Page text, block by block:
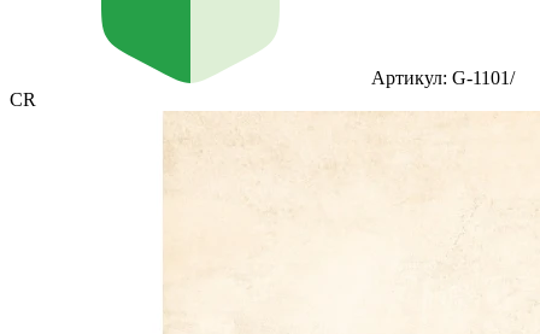
Артикул: G-1101/
СR